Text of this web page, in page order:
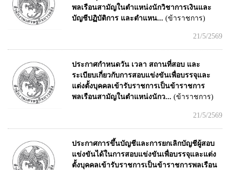
พลเรือนสามัญในตำแหน่งนักวิชาการเงินและ
บัญชีปฏิบัติการ และตำแหน... (ข้าราชการ)
21/5/2569
ประกาศกำหนดวัน เวลา สถานที่สอบ และ
ระเบียบเกี่ยวกับการสอบแข่งขันเพื่อบรรจุและ
แต่งตั้งบุคคลเข้ารับราชการเป็นข้าราชการ
พลเรือนสามัญในตำแหน่งนักว... (ข้าราชการ)
21/5/2569
ประกาศการขึ้นบัญชีและการยกเลิกบัญชีผู้สอบ
แข่งขันได้ในการสอบแข่งขันเพื่อบรรจุและแต่ง
ตั้งบุคคลเข้ารับราชการเป็นข้าราชการพลเรือน